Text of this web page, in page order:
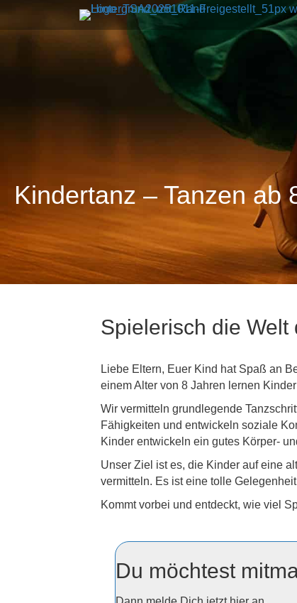
Kindertanz – Tanzen ab
Spielerisch die Welt
Liebe Eltern, Euer Kind hat Spaß an
einem Alter von 8 Jahren lernen
Wir vermitteln grundlegende
Fähigkeiten und entwickeln soziale
Kinder entwickeln ein gutes Körper-
Unser Ziel ist es, die Kinder auf eine
vermitteln. Es ist eine tolle
Kommt vorbei und entdeckt, wie viel
Du möchtest